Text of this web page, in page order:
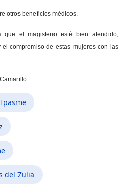
otros beneficios médicos.
que el magisterio esté bien atendido,
compromiso de estas mujeres con las
del Zulia